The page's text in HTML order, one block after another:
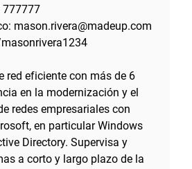
777777
mason.rivera@madeup.com
red eficiente con más de 6
en la modernización y el
redes empresariales con
en particular Windows
Directory. Supervisa y
a corto y largo plazo de la